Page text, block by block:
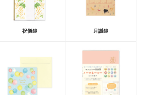
祝儀袋 月謝袋